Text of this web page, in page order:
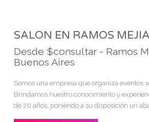
SALON EN RAMOS MEJIA
Desde $consultar - Ramos
Buenos Aires
Somos una empresa que organiza eventos
Brindamos nuestro conocimiento y
de 20 años, poniendo a su disposición un